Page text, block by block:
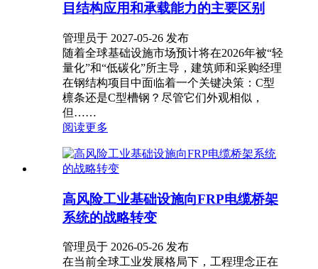
目结构应用和承载能力的主要区别
管理员于 2027-05-26 发布
随着全球基础设施市场预计将在2026年被“轻
量化”和“低碳化”所主导，建筑师和采购经理
在钢结构项目中面临着一个关键决策：C型
檩条还是C型槽钢？尽管它们外观相似，
但……
阅读更多
高风险工业基础设施向FRP电缆桥架
系统的战略转变
管理员于 2026-05-26 发布
在当前全球工业发展格局下，工程理念正在